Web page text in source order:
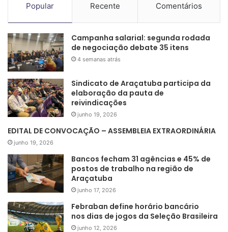
:
Popular Recente Comentários
Campanha salarial: segunda rodada
de negociação debate 35 itens
4 semanas atrás
Sindicato de Araçatuba participa da
elaboração da pauta de
reivindicações
junho 19, 2026
EDITAL DE CONVOCAÇÃO – ASSEMBLEIA EXTRAORDINÁRIA
junho 19, 2026
Bancos fecham 31 agências e 45% de
postos de trabalho na região de
Araçatuba
junho 17, 2026
Febraban define horário bancário
nos dias de jogos da Seleção Brasileira
junho 12, 2026